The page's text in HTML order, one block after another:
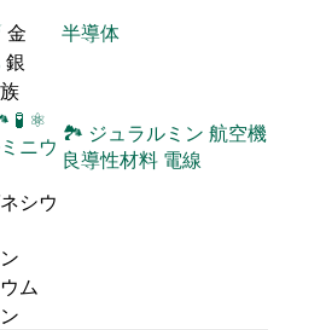
金
半導体
銀
🧪 ⚛
ニウ 🏞 ジュラルミン 航空機
良導性材料 電線
シウ
ム